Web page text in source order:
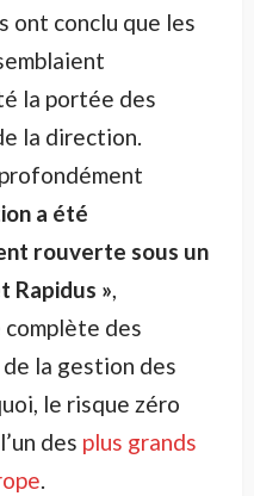
ont conclu que les
la portée des
la direction.
a été
rouverte sous un
Rapidus »,
des
la gestion des
le risque zéro
des plus grands
.